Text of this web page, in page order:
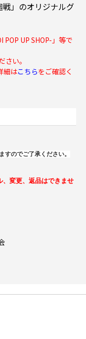
」のオリジナルグ
UP SHOP-」等で
い。
細はこちらをご確認く
のでご了承ください。
変更、返品はできませ